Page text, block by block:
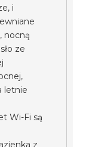
i
nocną
ze
letnie
Wi-Fi są
z